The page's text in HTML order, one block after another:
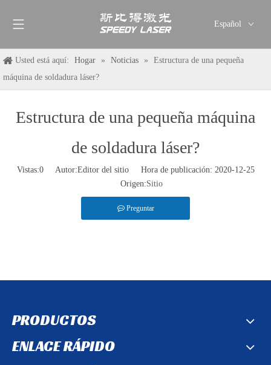
Español
简体中文
Pусский
ไทย
Usted está aquí: Hogar » Noticias »
Estructura de una pequeña
máquina de soldadura láser?
Estructura de una pequeña máquina
de soldadura láser?
Vistas:0Autor:Editor del sitio Hora de publicación: 2020-12-25
Origen:Sitio
Preguntar
PRODUCTOS
ENLACE RÁPIDO